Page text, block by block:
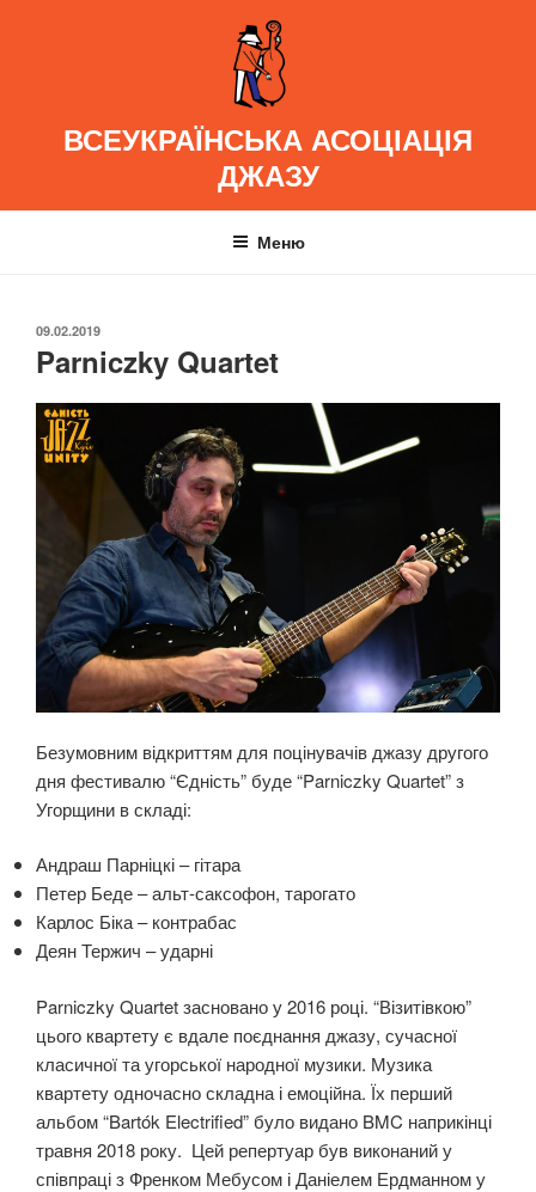
ВСЕУКРАЇНСЬКА АСОЦІАЦІЯ
ДЖАЗУ
Меню
ОПУБЛІКОВАНО
09.02.2019
Parniczky Quartet
Безумовним відкриттям для поцінувачів джазу другого
дня фестивалю “Єдність” буде “Parniczky Quartet” з
Угорщини в складі:
Андраш Парніцкі – гітара
Петер Беде – альт-саксофон, тарогато
Карлос Біка – контрабас
Деян Тержич – ударні
Parniczky Quartet засновано у 2016 році. “Візитівкою”
цього квартету є вдале поєднання джазу, сучасної
класичної та угорської народної музики. Музика
квартету одночасно складна і емоційна. Їх перший
альбом “Bartók Electrified” було видано BMC наприкінці
травня 2018 року. Цей репертуар був виконаний у
співпраці з Френком Мебусом і Даніелем Ердманном у